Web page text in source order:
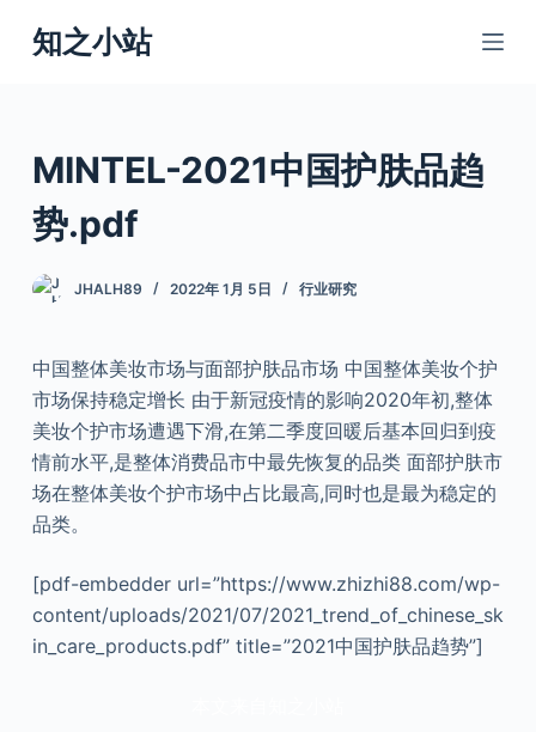
跳
过
知之小站
MINTEL-2021中国护肤品趋
势.pdf
JHALH89 2022年 1月 5日 行业研究
中国整体美妆市场与面部护肤品市场 中国整体美妆个护
市场保持稳定增长 由于新冠疫情的影响2020年初,整体
美妆个护市场遭遇下滑,在第二季度回暖后基本回归到疫
情前水平,是整体消费品市中最先恢复的品类 面部护肤市
场在整体美妆个护市场中占比最高,同时也是最为稳定的
品类。
[pdf-embedder url=”https://www.zhizhi88.com/wp-
content/uploads/2021/07/2021_trend_of_chinese_sk
in_care_products.pdf” title=”2021中国护肤品趋势”]